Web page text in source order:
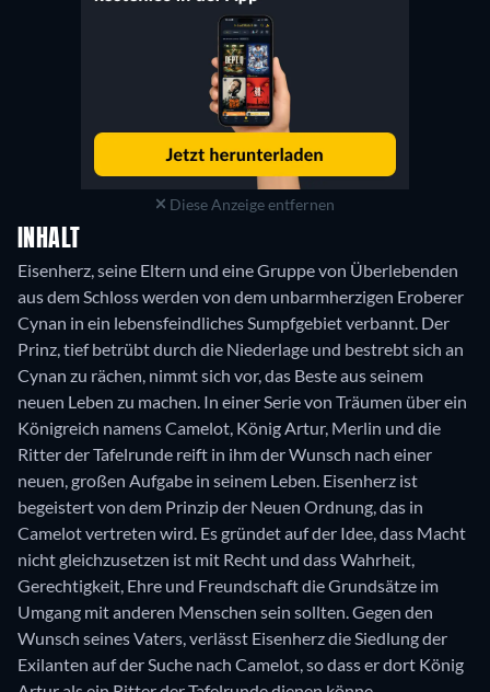
Diese Anzeige entfernen
INHALT
Eisenherz, seine Eltern und eine Gruppe von Überlebenden
aus dem Schloss werden von dem unbarmherzigen Eroberer
Cynan in ein lebensfeindliches Sumpfgebiet verbannt. Der
Prinz, tief betrübt durch die Niederlage und bestrebt sich an
Cynan zu rächen, nimmt sich vor, das Beste aus seinem
neuen Leben zu machen. In einer Serie von Träumen über ein
Königreich namens Camelot, König Artur, Merlin und die
Ritter der Tafelrunde reift in ihm der Wunsch nach einer
neuen, großen Aufgabe in seinem Leben. Eisenherz ist
begeistert von dem Prinzip der Neuen Ordnung, das in
Camelot vertreten wird. Es gründet auf der Idee, dass Macht
nicht gleichzusetzen ist mit Recht und dass Wahrheit,
Gerechtigkeit, Ehre und Freundschaft die Grundsätze im
Umgang mit anderen Menschen sein sollten. Gegen den
Wunsch seines Vaters, verlässt Eisenherz die Siedlung der
Exilanten auf der Suche nach Camelot, so dass er dort König